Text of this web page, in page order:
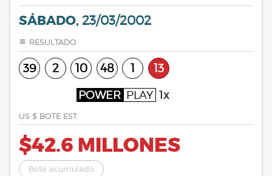
SÁBADO, 23/03/2002
RESULTADO
39 2 10 48 1 13
POWER PLAY 1x
US $ BOTE EST.
$42.6 MILLONES
Bote acumulado